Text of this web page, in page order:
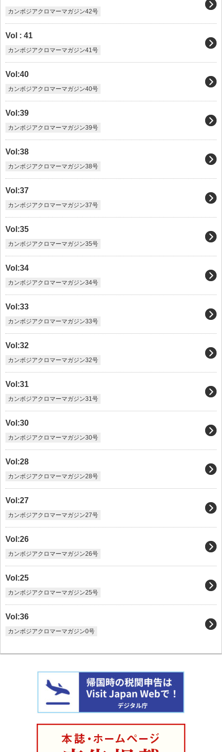
カンボジアクロマーマガジン42号
Vol : 41
カンボジアクロマーマガジン41号
Vol:40
カンボジアクロマーマガジン40号
Vol:39
カンボジアクロマーマガジン39号
Vol:38
カンボジアクロマーマガジン38号
Vol:37
カンボジアクロマーマガジン37号
Vol:35
カンボジアクロマーマガジン35号
Vol:34
カンボジアクロマーマガジン34号
Vol:33
カンボジアクロマーマガジン33号
Vol:32
カンボジアクロマーマガジン32号
Vol:31
カンボジアクロマーマガジン31号
Vol:30
カンボジアクロマーマガジン30号
Vol:28
カンボジアクロマーマガジン28号
Vol:27
カンボジアクロマーマガジン27号
Vol:26
カンボジアクロマーマガジン26号
Vol:25
カンボジアクロマーマガジン25号
Vol:36
カンボジアクロマーマガジン0号